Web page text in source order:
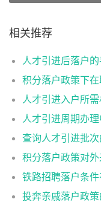
相关推荐
人才引进后落户
积分落户政策下
人才引进入户所
人才引进周期办
查询人才引进批
积分落户政策对
铁路招聘落户条件
投奔亲戚落户政